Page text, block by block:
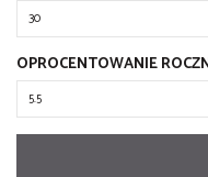
OPROCENTOWANIE